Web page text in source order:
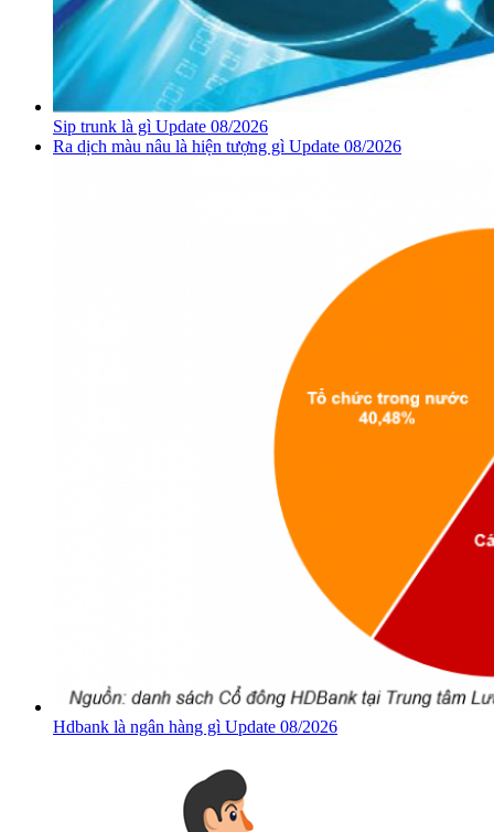
Sip trunk là gì Update 08/2026
Ra dịch màu nâu là hiện tượng gì Update 08/2026
Hdbank là ngân hàng gì Update 08/2026